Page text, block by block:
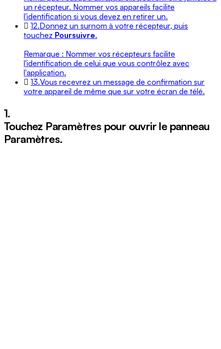
un récepteur. Nommer vos appareils facilite
l'identification si vous devez en retirer un.
12.Donnez un surnom à votre récepteur, puis
touchez Poursuivre.
Remarque : Nommer vos récepteurs facilite
l'identification de celui que vous contrôlez avec
l'application.
13.Vous recevrez un message de confirmation sur
votre appareil de même que sur votre écran de télé.
1.
Touchez Paramètres pour ouvrir le panneau
Paramètres.